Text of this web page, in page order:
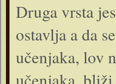
Druga vrsta
ostavlja a da
učenjaka, lov
učenjaka,